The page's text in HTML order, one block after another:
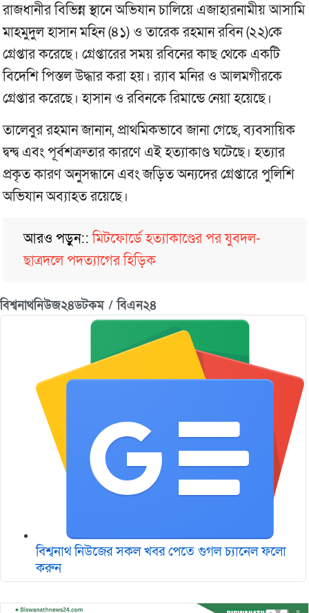
রাজধানীর বিভিন্ন স্থানে অভিযান চালিয়ে এজাহারনামীয় আসামি
মাহমুদুল হাসান মহিন (৪১) ও তারেক রহমান রবিন (২২)কে
গ্রেপ্তার করেছে। গ্রেপ্তারের সময় রবিনের কাছ থেকে একটি
বিদেশি পিস্তল উদ্ধার করা হয়। র‌্যাব মনির ও আলমগীরকে
গ্রেপ্তার করেছে। হাসান ও রবিনকে রিমান্ডে নেয়া হয়েছে।
তালেবুর রহমান জানান, প্রাথমিকভাবে জানা গেছে, ব্যবসায়িক
দ্বন্দ্ব এবং পূর্বশত্রুতার কারণে এই হত্যাকাণ্ড ঘটেছে। হত্যার
প্রকৃত কারণ অনুসন্ধানে এবং জড়িত অন্যদের গ্রেপ্তারে পুলিশি
অভিযান অব্যাহত রয়েছে।
আরও পড়ুন::মিটফোর্ডে হত্যাকাণ্ডের পর যুবদল-
ছাত্রদলে পদত্যাগের হিড়িক
বিশ্বনাথনিউজ২৪ডটকম / বিএন২৪
বিশ্বনাথ নিউজের সকল খবর পেতে গুগল চ‌্যানেল ফলো
করুন